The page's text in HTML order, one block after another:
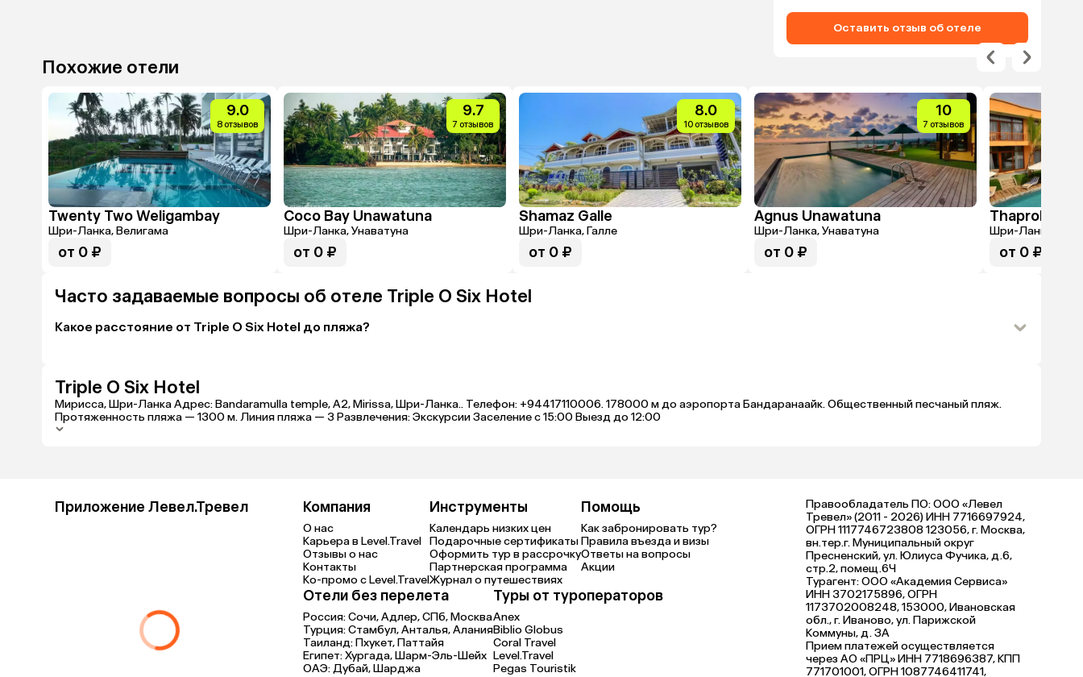
Оставить отзыв об отеле
Похожие отели
9.0
8 отзывов
Twenty Two Weligambay
Шри-Ланка, Велигама
от 0 ₽
9.7
7 отзывов
Coco Bay Unawatuna
Шри-Ланка, Унаватуна
от 0 ₽
8.0
10 отзывов
Shamaz Galle
Шри-Ланка, Галле
от 0 ₽
10
7 отзывов
Agnus Unawatuna
Шри-Ланка, Унаватуна
от 0 ₽
Шри-Ланка,
от 0 ₽
Часто задаваемые вопросы об отеле Triple O Six Hotel
Какое расстояние от Triple O Six Hotel до пляжа?
Triple O Six Hotel
Мирисса, Шри-Ланка Адрес: Bandaramulla temple, A2, Mirissa, Шри-Ланка.. Телефон: +94417110006. 178000 м до аэропорта Бандаранаайк. Общественный песчаный пляж.
Протяженность пляжа — 1300 м. Линия пляжа — 3 Развлечения: Экскурсии Заселение с 15:00 Выезд до 12:00
Приложение Левел.Тревел Компания
О нас
Карьера в Level.Travel
Отзывы о нас
Контакты
Ко-промо с Level.Travel
Инструменты
Календарь низких цен
Подарочные сертификаты
Оформить тур в рассрочку
Партнерская программа
Журнал о путешествиях
Помощь
Как забронировать тур?
Правила въезда и визы
Ответы на вопросы
Акции
Отели без перелета
Россия:Сочи,Адлер,СПб,Москва
Турция:Стамбул,Анталья,Алания
Таиланд:Пхукет,Паттайя
Египет:Хургада,Шарм-Эль-Шейх
ОАЭ:Дубай,Шарджа
Туры от туроператоров
Anex
Biblio Globus
Coral Travel
Level.Travel
Pegas Touristik
Правообладатель ПО: ООО «Левел
Тревел» (2011 - 2026) ИНН 7716697924,
ОГРН 1117746723808 123056, г. Москва,
вн.тер.г. Муниципальный округ
Пресненский, ул. Юлиуса Фучика, д.6,
стр.2, помещ.6Ч
Турагент: ООО «Академия Сервиса»
ИНН 3702175896, ОГРН
1173702008248, 153000, Ивановская
обл., г. Иваново, ул. Парижской
Коммуны, д. ЗА
Прием платежей осуществляется
через АО «ПРЦ» ИНН 7718696387, КПП
771701001, ОГРН 1087746411741,